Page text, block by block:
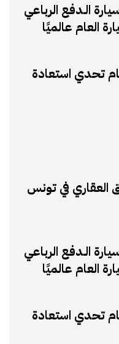
الـدفع الرباعي
تحدي استعادة
في تونس
الـدفع الرباعي
تحدي استعادة